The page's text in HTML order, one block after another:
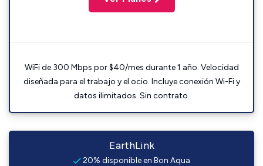
WiFi de 300 Mbps por $40/mes durante 1 año. Velocidad
diseñada para el trabajo y el ocio. Incluye conexión Wi-Fi y
datos ilimitados. Sin contrato.
EarthLink
20% disponible en Bon Aqua